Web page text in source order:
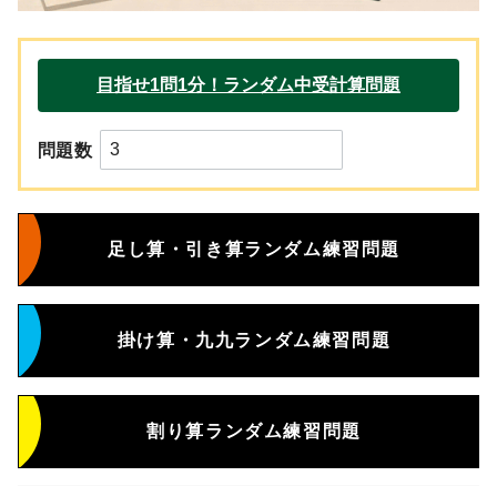
問題数
足し算・引き算ランダム練習問題
掛け算・九九ランダム練習問題
割り算ランダム練習問題